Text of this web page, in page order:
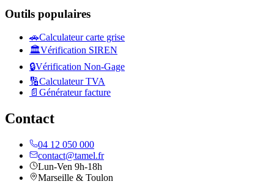
Outils populaires
🚗Calculateur carte grise
🏛️Vérification SIREN
🔒Vérification Non-Gage
🔢Calculateur TVA
📄 Générateur facture
Contact
04 12 050 000
contact@tamel.fr
Lun-Ven 9h-18h
Marseille & Toulon